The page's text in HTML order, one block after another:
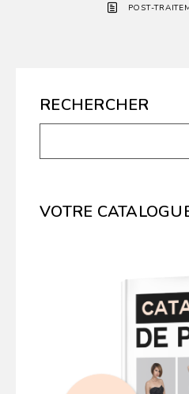
POST-
RECHERCHER
VOTRE